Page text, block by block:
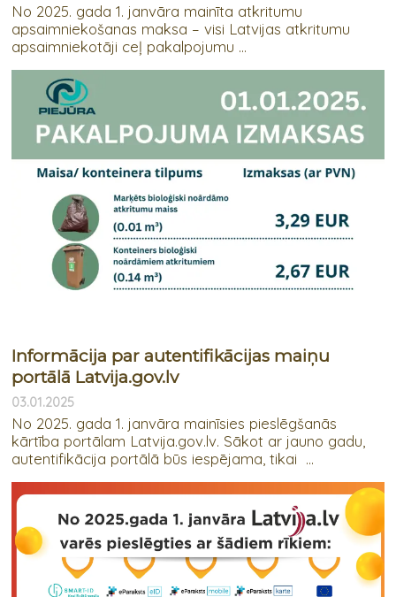
No 2025. gada 1. janvāra mainīta atkritumu
apsaimniekošanas maksa – visi Latvijas atkritumu
apsaimniekotāji ceļ pakalpojumu ...
Informācija par autentifikācijas maiņu
portālā Latvija.gov.lv
03.01.2025
No 2025. gada 1. janvāra mainīsies pieslēgšanās
kārtība portālam Latvija.gov.lv. Sākot ar jauno gadu,
autentifikācija portālā būs iespējama, tikai ...